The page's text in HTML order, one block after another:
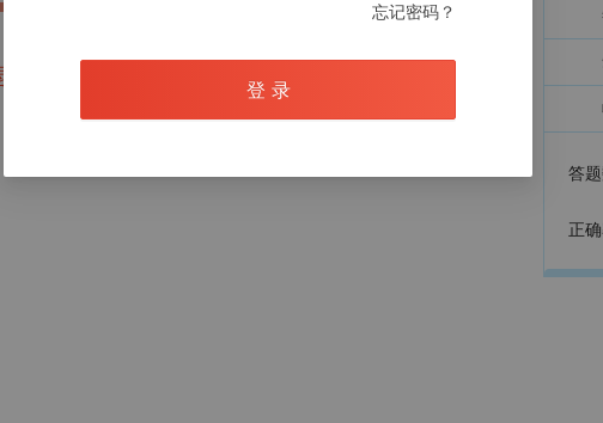
后查看
答
正
忘记密码？
登 录